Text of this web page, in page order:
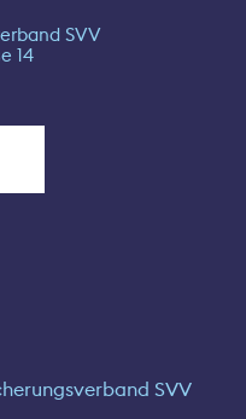
SVV
14
SVV